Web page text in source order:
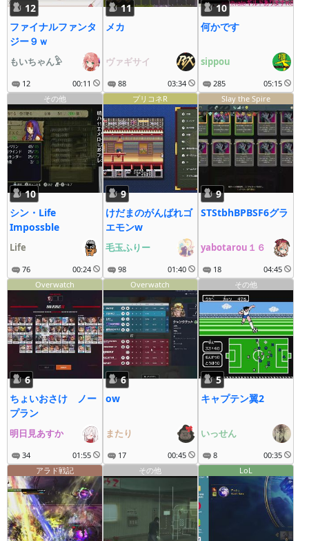
12
ファイナルファンタ
ジー９ｗ
もいちゃん𓅱
12 00:11
11
メカ
ヴァギサイ
88 03:34
10
何かです
sippou
285
05:15
その他
10
シン・Life
Impossble
Life
76 00:24
プリコネR
9
けだまのがんばれゴ
エモンw
毛玉ふりー
98 01:40
Slay the Spire
9
STStbhBPBSF6グラ
yabotarou１６
18
04:45
Overwatch
6
ちょいおさけ ノー
プラン
明日見あすか
34 01:55
Overwatch
6
ow
またり
17 00:45
その他
5
キャプテン翼2
いっせん
8
00:35
アラド戦記
その他 LoL